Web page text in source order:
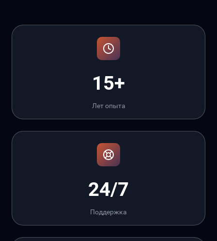
15+
Лет опыта
24/7
Поддержка